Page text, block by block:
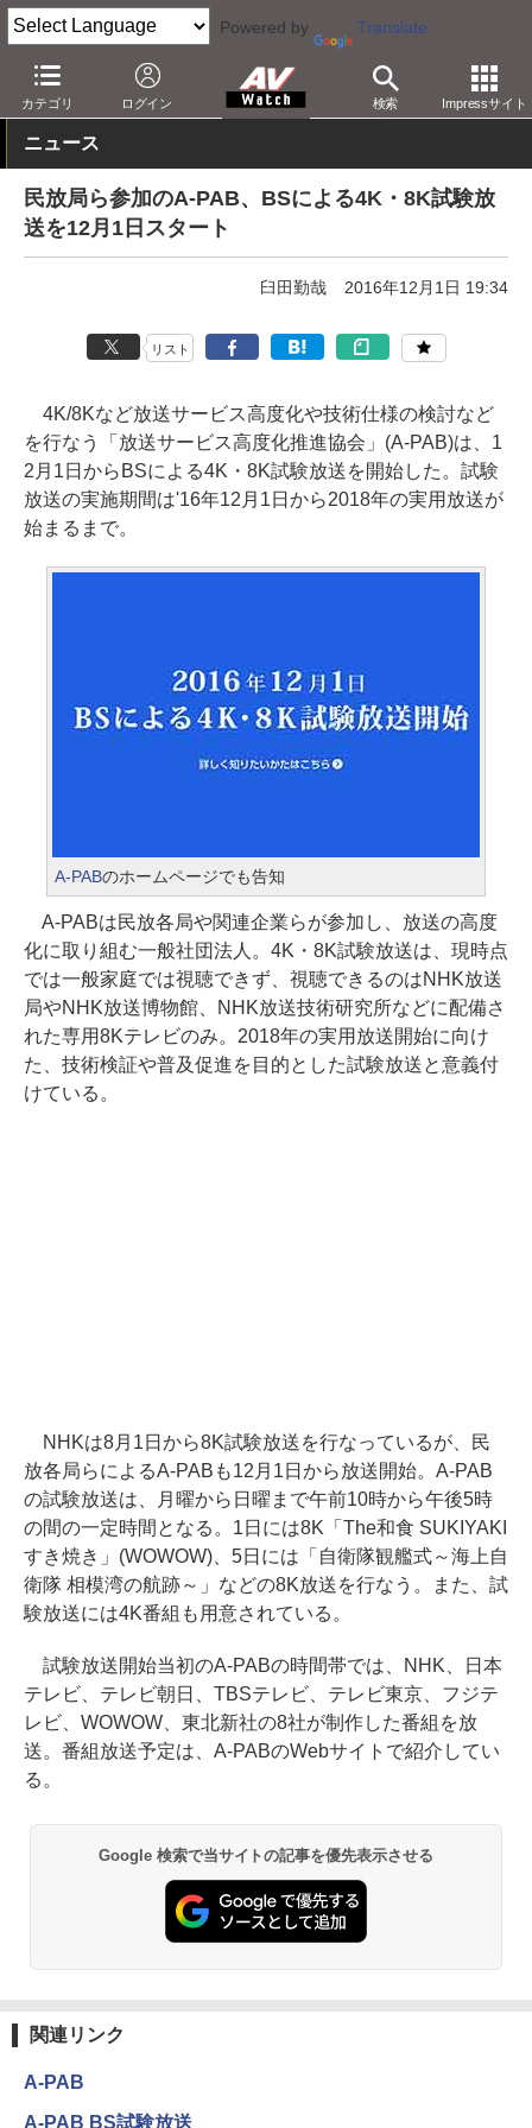
Powered by Translate
カテゴリ ログイン 検索 Impressサイト
AV Watch コンテンツ・サービス 放送
ニュース
民放局ら参加のA-PAB、BSによる4K・8K試験放
送を12月1日スタート
臼田勤哉 2016年12月1日 19:34
リスト
4K/8Kなど放送サービス高度化や技術仕様の検討など
を行なう「放送サービス高度化推進協会」(A-PAB)は、1
2月1日からBSによる4K・8K試験放送を開始した。試験
放送の実施期間は'16年12月1日から2018年の実用放送が
始まるまで。
A-PABのホームページでも告知
A-PABは民放各局や関連企業らが参加し、放送の高度
化に取り組む一般社団法人。4K・8K試験放送は、現時点
では一般家庭では視聴できず、視聴できるのはNHK放送
局やNHK放送博物館、NHK放送技術研究所などに配備さ
れた専用8Kテレビのみ。2018年の実用放送開始に向け
た、技術検証や普及促進を目的とした試験放送と意義付
けている。
NHKは8月1日から8K試験放送を行なっているが、民
放各局らによるA-PABも12月1日から放送開始。A-PAB
の試験放送は、月曜から日曜まで午前10時から午後5時
の間の一定時間となる。1日には8K「The和食 SUKIYAKI
すき焼き」(WOWOW)、5日には「自衛隊観艦式～海上自
衛隊 相模湾の航跡～」などの8K放送を行なう。また、試
験放送には4K番組も用意されている。
試験放送開始当初のA-PABの時間帯では、NHK、日本
テレビ、テレビ朝日、TBSテレビ、テレビ東京、フジテ
レビ、WOWOW、東北新社の8社が制作した番組を放
送。番組放送予定は、A-PABのWebサイトで紹介してい
る。
Google 検索で当サイトの記事を優先表示させる
関連リンク
A-PAB
A-PAB BS試験放送